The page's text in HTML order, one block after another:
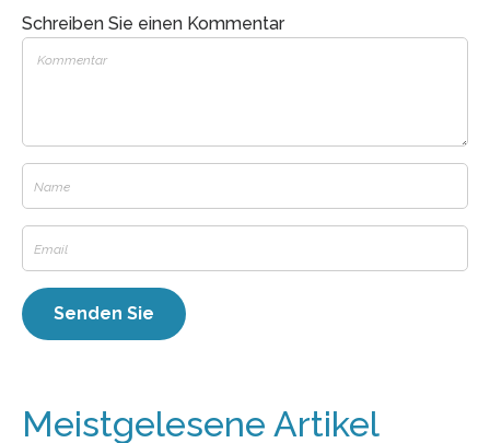
Schreiben Sie einen Kommentar
Meistgelesene Artikel